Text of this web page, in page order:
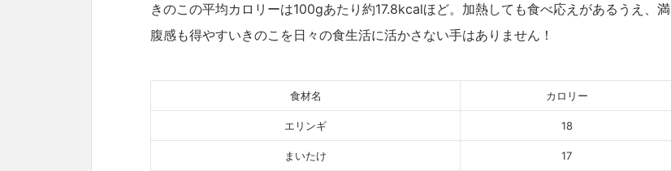
きのこの平均カロリーは100gあたり約17.8kcalほど。加熱しても食べ応えがあるうえ、満
腹感も得やすいきのこを日々の食生活に活かさない手はありません！
食材名 カロリー
エリンギ 18
まいたけ 17